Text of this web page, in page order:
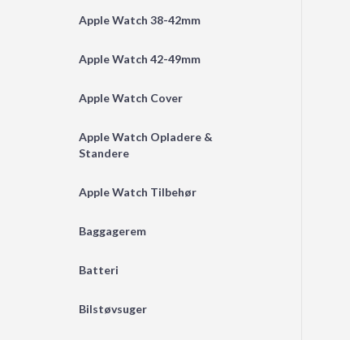
Apple Watch 38-42mm
Apple Watch 42-49mm
Apple Watch Cover
Apple Watch Opladere &
Standere
Apple Watch Tilbehør
Baggagerem
Batteri
Bilstøvsuger